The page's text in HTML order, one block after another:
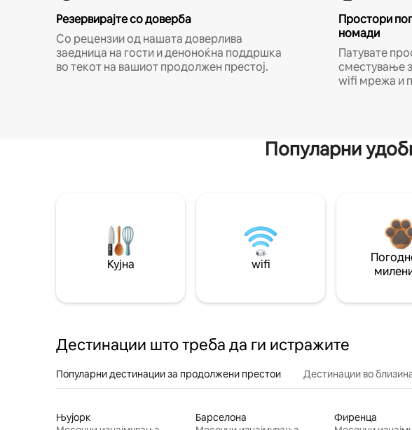
Резервирајте со доверба
Со рецензии од нашата доверлива
заедница на гости и деноноќна поддршка
во текот на вашиот продолжен престој.
Простори
номади
Патувате
сместување
wifi мрежа и
Популарни
Кујна wifi
Дестинации што треба да ги истражите
Популарни дестинации за продолжени престои Дестинации во
Њујорк
Барселона
Фиренца